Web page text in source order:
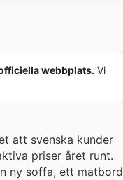
webbplats. Vi
att svenska kunder
priser året runt.
ny soffa, ett matbord